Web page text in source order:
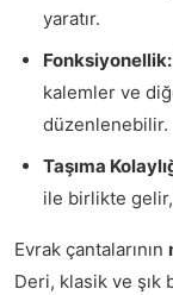
yaratır.
Fonksiyonellik:
kalemler ve
düzenlenebilir.
Taşıma
ile birlikte gelir,
Evrak çantalarının
Deri, klasik ve şık